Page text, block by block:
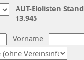
Vorname
AUT-Elolisten
13.945